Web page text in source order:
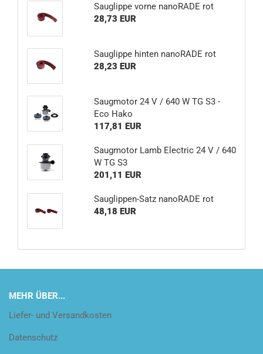
Sauglippe vorne nanoRADE rot
28,73 EUR
Sauglippe hinten nanoRADE rot
28,23 EUR
Saugmotor 24 V / 640 W TG S3 -
Eco Hako
117,81 EUR
Saugmotor Lamb Electric 24 V / 640
W TG S3
201,11 EUR
Sauglippen-Satz nanoRADE rot
48,18 EUR
MEHR ÜBER...
Liefer- und Versandkosten
Datenschutz